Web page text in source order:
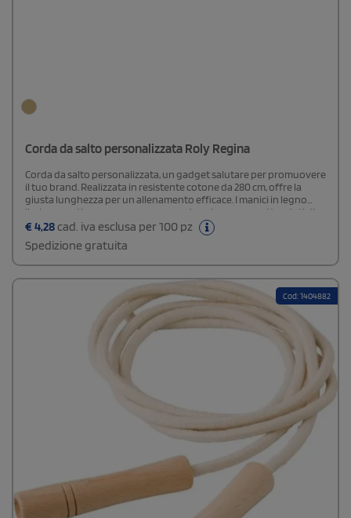
Corda da salto personalizzata Roly Regina
Corda da salto personalizzata, un gadget salutare per promuovere
il tuo brand. Realizzata in resistente cotone da 280 cm, offre la
giusta lunghezza per un allenamento efficace. I manici in legno
liscio garantiscono una presa comoda e sicura, permettendoti di
concentrarti sulla tua performance.
€ 4,28 cad. iva esclusa per 100 pz
Spedizione gratuita
Cod: 1404882